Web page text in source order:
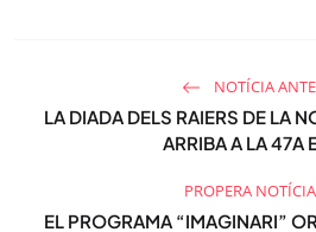
NOTÍCIA
LA DIADA DELS RAIERS DE LA
ARRIBA A LA 47A
PROPERA NOTÍCIA
EL PROGRAMA “IMAGINARI”